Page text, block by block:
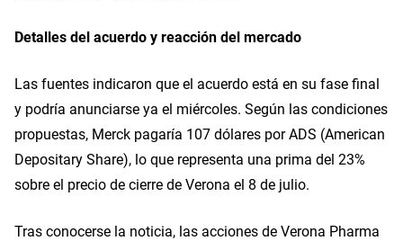
Detalles del acuerdo y reacción del mercado
Las fuentes indicaron que el acuerdo está en su fase final
y podría anunciarse ya el miércoles. Según las condiciones
propuestas, Merck pagaría 107 dólares por ADS (American
Depositary Share), lo que representa una prima del 23%
sobre el precio de cierre de Verona el 8 de julio.
Tras conocerse la noticia, las acciones de Verona Pharma